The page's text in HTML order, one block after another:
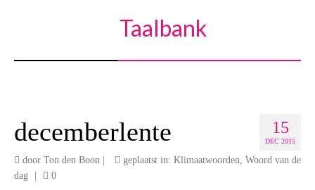
Taalbank
15
DEC 2015
decemberlente
door Ton den Boon geplaatst in: Klimaatwoorden, Woord van de
dag
0